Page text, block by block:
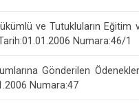
ve Tutukluların
Numara:46/1
Gönderilen
Numara:47